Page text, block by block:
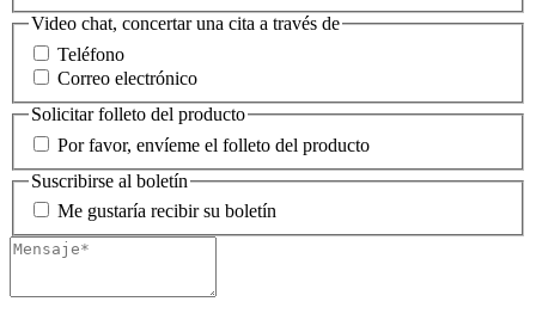
Video chat, concertar una cita a través de
Teléfono
Correo electrónico
Solicitar folleto del producto
Por favor, envíeme el folleto del producto
Suscribirse al boletín
Me gustaría recibir su boletín